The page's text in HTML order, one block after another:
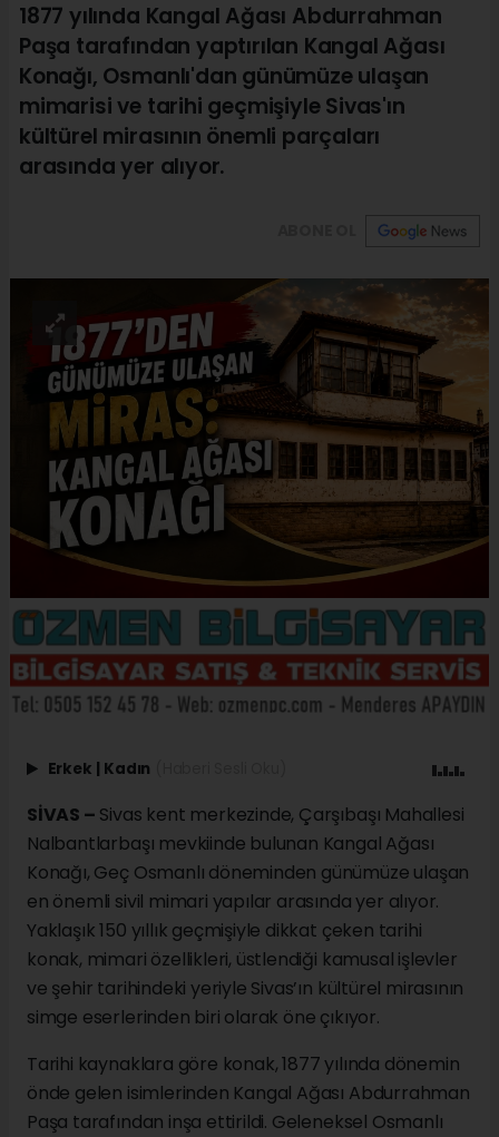
1877 yılında Kangal Ağası Abdurrahman
Paşa tarafından yaptırılan Kangal Ağası
Konağı, Osmanlı'dan günümüze ulaşan
mimarisi ve tarihi geçmişiyle Sivas'ın
kültürel mirasının önemli parçaları
arasında yer alıyor.
Erkek Kadın
SİVAS – Sivas kent merkezinde, Çarşıbaşı Mahallesi
Nalbantlarbaşı mevkiinde bulunan Kangal Ağası
Konağı, Geç Osmanlı döneminden günümüze ulaşan
en önemli sivil mimari yapılar arasında yer alıyor.
Yaklaşık 150 yıllık geçmişiyle dikkat çeken tarihi
konak, mimari özellikleri, üstlendiği kamusal işlevler
ve şehir tarihindeki yeriyle Sivas’ın kültürel mirasının
simge eserlerinden biri olarak öne çıkıyor.
Tarihi kaynaklara göre konak, 1877 yılında dönemin
önde gelen isimlerinden Kangal Ağası Abdurrahman
Paşa tarafından inşa ettirildi. Geleneksel Osmanlı